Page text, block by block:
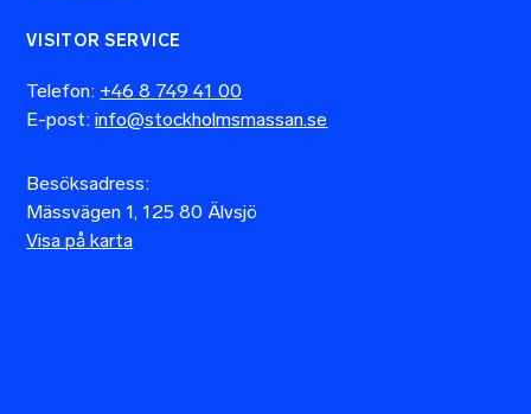
VISITOR SERVICE
Telefon: +46 8 749 41 00
E-post:info@stockholmsmassan.se
Besöksadress:
Mässvägen 1, 125 80 Älvsjö
Visa på karta